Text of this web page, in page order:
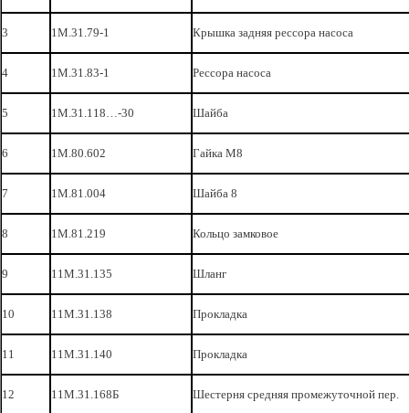
3 1М.31.79-1 Крышка задняя рессора насоса
4 1М.31.83-1 Рессора насоса
5 1М.31.118…-30 Шайба
6 1М.80.602 Гайка М8
7 1М.81.004 Шайба 8
8 1М.81.219 Кольцо замковое
9 11М.31.135 Шланг
10 11М.31.138 Прокладка
11 11М.31.140 Прокладка
12 11М.31.168Б Шестерня средняя промежуточной пер.